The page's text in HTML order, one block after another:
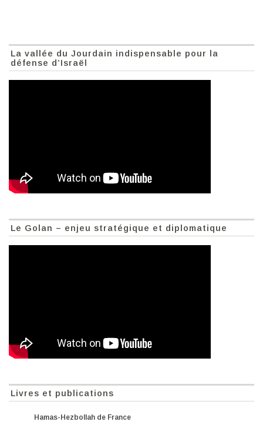
La vallée du Jourdain indispensable pour la
défense d’Israël
Le Golan – enjeu stratégique et diplomatique
Livres et publications
Hamas-Hezbollah de France